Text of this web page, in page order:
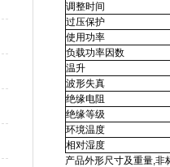
调整时间
过压保护
使用功率
负载功率因数
温升
波形失真
绝缘电阻
绝缘等级
环境温度
相对湿度
产品外形尺寸及重量,非